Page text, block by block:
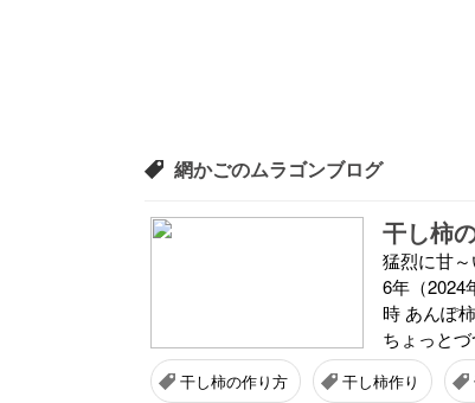
網かごのムラゴンブログ
猛烈に甘
6年（2024
時 あんぽ
ちょっと
干し柿の作り方 干し柿作り